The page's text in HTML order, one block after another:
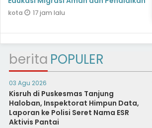
kota 17 jam lalu
berita POPULER
03 Agu 2026
Kisruh di Puskesmas Tanjung
Haloban, Inspektorat Himpun Data,
Laporan ke Polisi Seret Nama ESR
Aktivis Pantai